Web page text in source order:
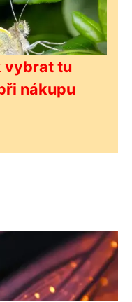
vybrat tu
nákupu